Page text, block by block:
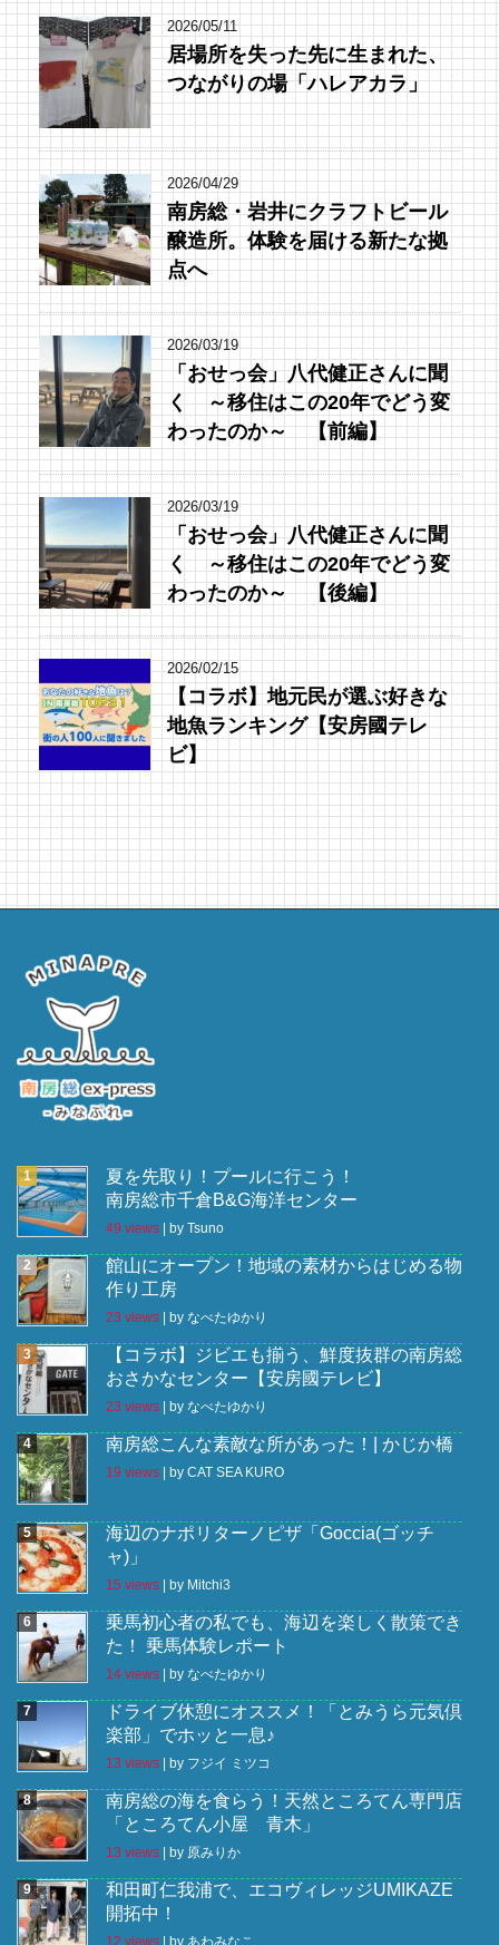
2026/05/11
居場所を失った先に生まれた、
つながりの場「ハレアカラ」
2026/04/29
南房総・岩井にクラフトビール
醸造所。体験を届ける新たな拠
点へ
2026/03/19
「おせっ会」八代健正さんに聞
く ～移住はこの20年でどう変
わったのか～ 【前編】
2026/03/19
「おせっ会」八代健正さんに聞
く ～移住はこの20年でどう変
わったのか～ 【後編】
2026/02/15
【コラボ】地元民が選ぶ好きな
地魚ランキング【安房國テレ
ビ】
夏を先取り！プールに行こう！
南房総市千倉B&G海洋センター
49 views by Tsuno
館山にオープン！地域の素材からはじめる物
作り工房
23 views by なべたゆかり
【コラボ】ジビエも揃う、鮮度抜群の南房総
おさかなセンター【安房國テレビ】
23 views by なべたゆかり
南房総こんな素敵な所があった！| かじか橋
19 views by CAT SEA KURO
海辺のナポリターノピザ「Goccia(ゴッチ
ャ)」
15 views by Mitchi3
乗馬初心者の私でも、海辺を楽しく散策でき
た！ 乗馬体験レポート
14 views by なべたゆかり
ドライブ休憩にオススメ！「とみうら元気倶
楽部」でホッと一息♪
13 views by フジイ ミツコ
南房総の海を食らう！天然ところてん専門店
「ところてん小屋 青木」
13 views by 原みりか
和田町仁我浦で、エコヴィレッジUMIKAZE
開拓中！
12 views by あわみなこ